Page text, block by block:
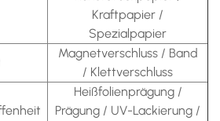
Kraftpapier /
Spezialpapier
Magnetverschluss / Band
/ Klettverschluss
Heißfolienprägung /
Prägung / UV-Lackierung /